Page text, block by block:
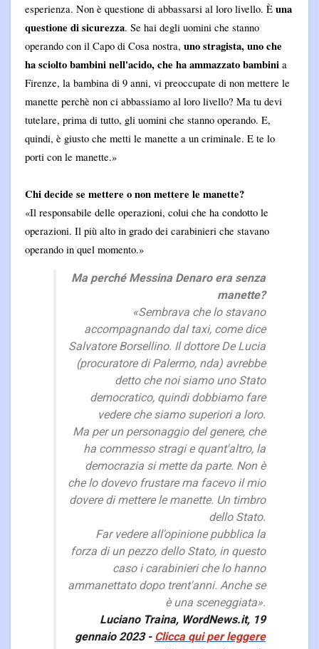
esperienza. Non è questione di abbassarsi al loro livello. È una
questione di sicurezza. Se hai degli uomini che stanno
operando con il Capo di Cosa nostra, uno stragista, uno che
ha sciolto bambini nell'acido, che ha ammazzato bambini a
Firenze, la bambina di 9 anni, vi preoccupate di non mettere le
manette perchè non ci abbassiamo al loro livello? Ma tu devi
tutelare, prima di tutto, gli uomini che stanno operando. E,
quindi, è giusto che metti le manette a un criminale. E te lo
porti con le manette.»
Chi decide se mettere o non mettere le manette?
«Il responsabile delle operazioni, colui che ha condotto le
operazioni. Il più alto in grado dei carabinieri che stavano
operando in quel momento.»
Ma perché Messina Denaro era senza
manette?
«Sembrava che lo stavano
accompagnando dal taxi, come dice
Salvatore Borsellino. Il dottore De Lucia
(procuratore di Palermo, nda) avrebbe
detto che noi siamo uno Stato
democratico, quindi dobbiamo fare
vedere che siamo superiori a loro.
Ma per un personaggio del genere, che
ha commesso stragi e quant'altro, la
democrazia si mette da parte. Non è
che lo dovevo frustare ma facevo il mio
dovere di mettere le manette. Un timbro
dello Stato.
Far vedere all'opinione pubblica la
forza di un pezzo dello Stato, in questo
caso i carabinieri che lo hanno
ammanettato dopo trent'anni. Anche se
è una sceneggiata».
Luciano Traina, WordNews.it, 19
gennaio 2023 -Clicca qui per leggere